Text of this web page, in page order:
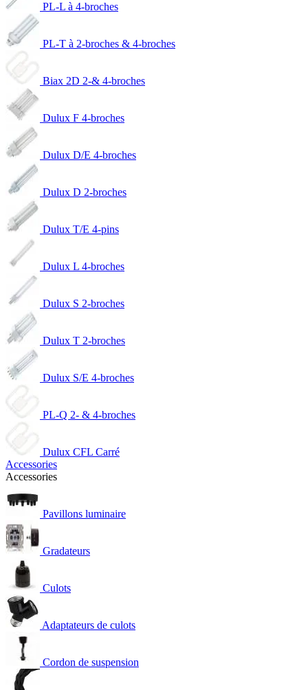
PL-L à 4-broches
PL-T à 2-broches & 4-broches
Biax 2D 2-& 4-broches
Dulux F 4-broches
Dulux D/E 4-broches
Dulux D 2-broches
Dulux T/E 4-pins
Dulux L 4-broches
Dulux S 2-broches
Dulux T 2-broches
Dulux S/E 4-broches
PL-Q 2- & 4-broches
Dulux CFL Carré
Accessories
Accessories
Pavillons luminaire
Gradateurs
Culots
Adaptateurs de culots
Cordon de suspension